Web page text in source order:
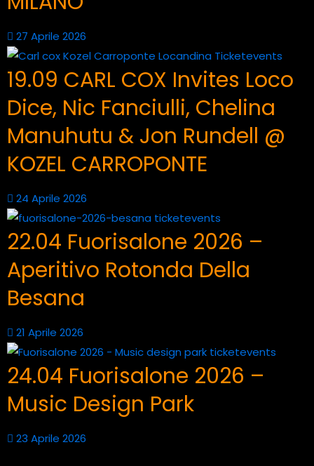
27 Aprile 2026
19.09 CARL COX Invites Loco
Dice, Nic Fanciulli, Chelina
Manuhutu & Jon Rundell @
KOZEL CARROPONTE
24 Aprile 2026
22.04 Fuorisalone 2026 –
Aperitivo Rotonda Della
Besana
21 Aprile 2026
24.04 Fuorisalone 2026 –
Music Design Park
23 Aprile 2026